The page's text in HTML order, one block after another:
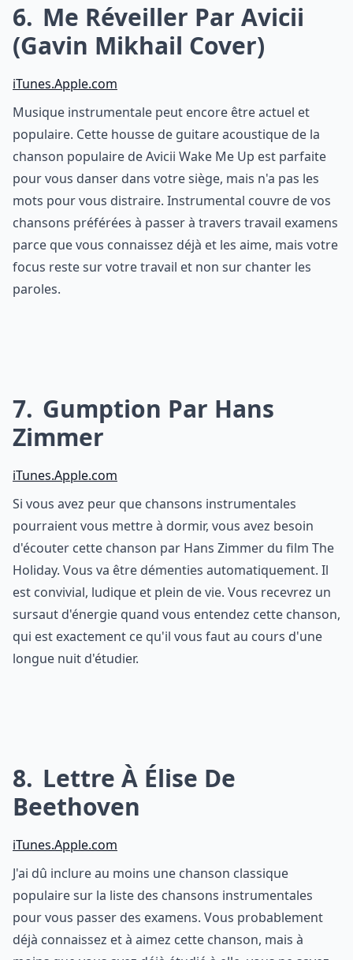
6 Me Réveiller Par Avicii
(Gavin Mikhail Cover)
iTunes.Apple.com
Musique instrumentale peut encore être actuel et
populaire. Cette housse de guitare acoustique de la
chanson populaire de Avicii Wake Me Up est parfaite
pour vous danser dans votre siège, mais n'a pas les
mots pour vous distraire. Instrumental couvre de vos
chansons préférées à passer à travers travail examens
parce que vous connaissez déjà et les aime, mais votre
focus reste sur votre travail et non sur chanter les
paroles.
7 Gumption Par Hans
Zimmer
iTunes.Apple.com
Si vous avez peur que chansons instrumentales
pourraient vous mettre à dormir, vous avez besoin
d'écouter cette chanson par Hans Zimmer du film The
Holiday. Vous va être démenties automatiquement. Il
est convivial, ludique et plein de vie. Vous recevrez un
sursaut d'énergie quand vous entendez cette chanson,
qui est exactement ce qu'il vous faut au cours d'une
longue nuit d'étudier.
8 Lettre À Élise De
Beethoven
iTunes.Apple.com
J'ai dû inclure au moins une chanson classique
populaire sur la liste des chansons instrumentales
pour vous passer des examens. Vous probablement
déjà connaissez et à aimez cette chanson, mais à